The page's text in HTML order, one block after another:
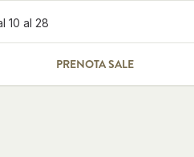
10 al 28
PRENOTA SALE